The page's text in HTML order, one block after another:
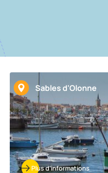
Sables d'Olonne
Plus d'informations